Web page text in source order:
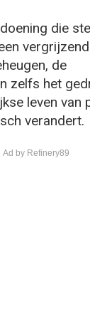
die
de
zelfs het
leven van
verandert.
Ad by Refinery89